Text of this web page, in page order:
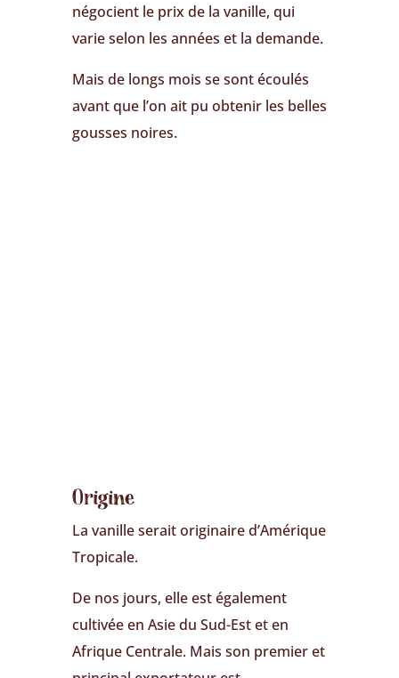
négocient le prix de la vanille, qui
varie selon les années et la demande.
Mais de longs mois se sont écoulés
avant que l’on ait pu obtenir les belles
gousses noires.
Origine
La vanille serait originaire d’Amérique
Tropicale.
De nos jours, elle est également
cultivée en Asie du Sud-Est et en
Afrique Centrale. Mais son premier et